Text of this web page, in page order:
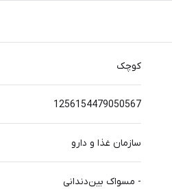
کوچک
1256154479050567
سازمان غذا و دارو
- مسواک بین‌دندانی